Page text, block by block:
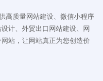
高质量网站建设、微信小程序
计、外贸出口网站建设、网
站，让网站真正为您创造价